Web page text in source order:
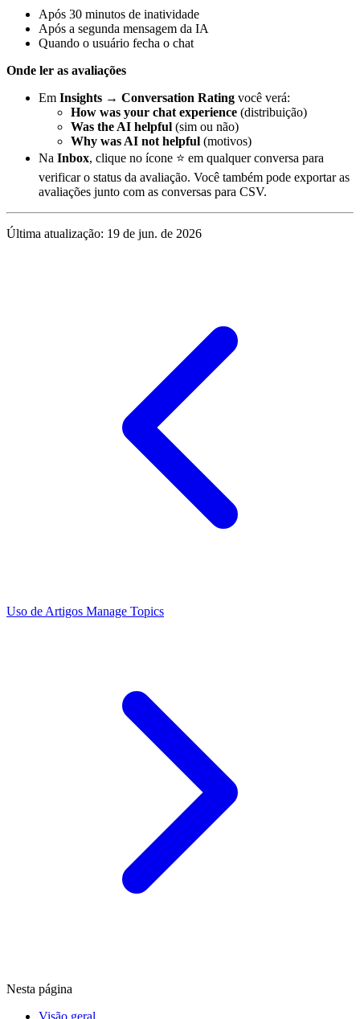
Após 30 minutos de inatividade
Após a segunda mensagem da IA
Quando o usuário fecha o chat
Onde ler as avaliações
Em Insights → Conversation Rating você verá:
How was your chat experience (distribuição)
Was the AI helpful (sim ou não)
Why was AI not helpful (motivos)
Na Inbox, clique no ícone ⭐ em qualquer conversa para
verificar o status da avaliação. Você também pode exportar as
avaliações junto com as conversas para CSV.
Última atualização: 19 de jun. de 2026
Uso de Artigos Manage Topics
Nesta página
Visão geral